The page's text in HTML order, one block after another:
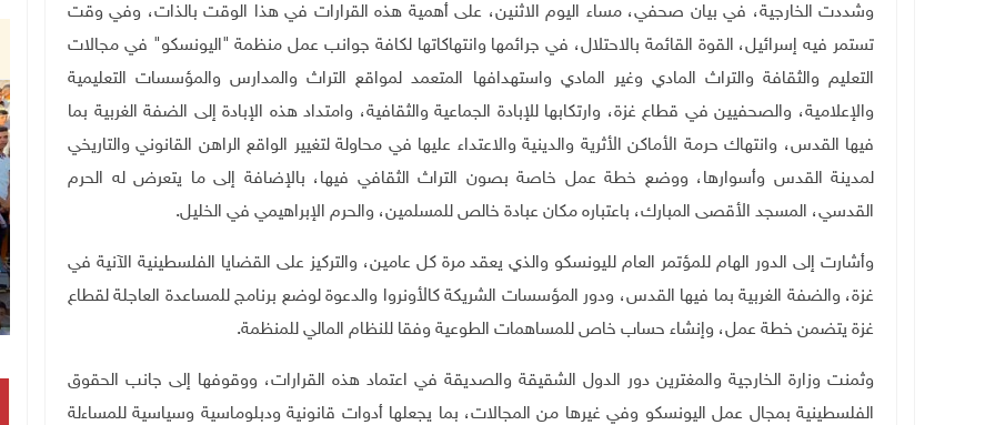
وشددت الخارجية، في بيان صحفي، مساء اليوم الاثنين، على أهمية هذه القرارات في هذا الوقت بالذات، وفي وقت
تستمر فيه إسرائيل، القوة القائمة بالاحتلال، في جرائمها وانتهاكاتها لكافة جوانب عمل منظمة "اليونسكو" في مجالات
التعليم والثقافة والتراث المادي وغير المادي واستهدافها المتعمد لمواقع التراث والمدارس والمؤسسات التعليمية
والإعلامية، والصحفيين في قطاع غزة، وارتكابها للإبادة الجماعية والثقافية، وامتداد هذه الإبادة إلى الضفة الغربية بما
فيها القدس، وانتهاك حرمة الأماكن الأثرية والدينية والاعتداء عليها في محاولة لتغيير الواقع الراهن القانوني والتاريخي
لمدينة القدس وأسوارها، ووضع خطة عمل خاصة بصون التراث الثقافي فيها، بالإضافة إلى ما يتعرض له الحرم
القدسي، المسجد الأقصى المبارك، باعتباره مكان عبادة خالص للمسلمين، والحرم الإبراهيمي في الخليل.
وأشارت إلى الدور الهام للمؤتمر العام لليونسكو والذي يعقد مرة كل عامين، والتركيز على القضايا الفلسطينية الآنية في
غزة، والضفة الغربية بما فيها القدس، ودور المؤسسات الشريكة كالأونروا والدعوة لوضع برنامج للمساعدة العاجلة لقطاع
غزة يتضمن خطة عمل، وإنشاء حساب خاص للمساهمات الطوعية وفقا للنظام المالي للمنظمة.
وثمنت وزارة الخارجية والمغترين دور الدول الشقيقة والصديقة في اعتماد هذه القرارات، ووقوفها إلى جانب الحقوق
الفلسطينية بمجال عمل اليونسكو وفي غيرها من المجالات، بما يجعلها أدوات قانونية ودبلوماسية وسياسية للمساءلة